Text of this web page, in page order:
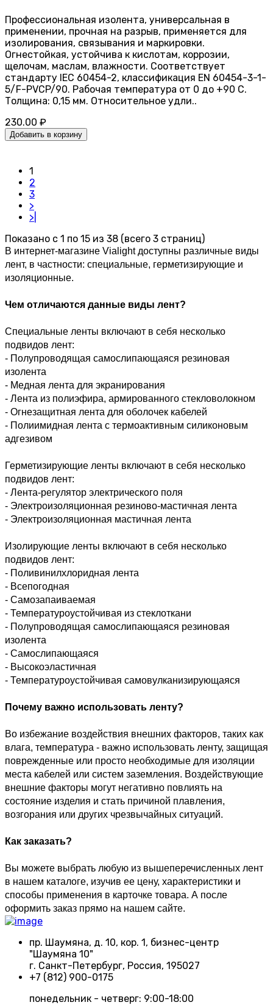
Профессиональная изолента, универсальная в
применении, прочная на разрыв, применяется для
изолирования, связывания и маркировки.
Огнестойкая, устойчива к кислотам, коррозии,
щелочам, маслам, влажности. Соответствует
стандарту IEC 60454-2, классификация EN 60454-3-1-
5/F-PVCP/90. Рабочая температура от 0 до +90 С.
Толщина: 0,15 мм. Относительное удли..
230.00 ₽
Добавить в корзину
1
2
3
>
>|
Показано с 1 по 15 из 38 (всего 3 страниц)
В интернет-магазине Vialight доступны различные виды
лент, в частности: специальные, герметизирующие и
изоляционные.
Чем отличаются данные виды лент?
Специальные ленты включают в себя несколько
подвидов лент:
- Полупроводящая самослипающаяся резиновая
изолента
- Медная лента для экранирования
- Лента из полиэфира, армированного стекловолокном
- Огнезащитная лента для оболочек кабелей
- Полиимидная лента с термоактивным силиконовым
адгезивом
Герметизирующие ленты включают в себя несколько
подвидов лент:
- Лента-регулятор электрического поля
- Электроизоляционная резиново-мастичная лента
- Электроизоляционная мастичная лента
Изолирующие ленты включают в себя несколько
подвидов лент:
- Поливинилхлоридная лента
- Всепогодная
- Самозапаиваемая
- Температуроустойчивая из стеклоткани
- Полупроводящая самослипающаяся резиновая
изолента
- Самослипающаяся
- Высокоэластичная
- Температуроустойчивая самовулканизирующаяся
Почему важно использовать ленту?
Во избежание воздействия внешних факторов, таких как
влага, температура - важно использовать ленту, защищая
поврежденные или просто необходимые для изоляции
места кабелей или систем заземления. Воздействующие
внешние факторы могут негативно повлиять на
состояние изделия и стать причиной плавления,
возгорания или других чрезвычайных ситуаций.
Как заказать?
Вы можете выбрать любую из вышеперечисленных лент
в нашем каталоге, изучив ее цену, характеристики и
способы применения в карточке товара. А после
оформить заказ прямо на нашем сайте.
пр. Шаумяна, д. 10, кор. 1, бизнес-центр
"Шаумяна 10"
г. Санкт-Петербург, Россия, 195027
+7 (812) 900-0175
понедельник - четверг: 9:00-18:00